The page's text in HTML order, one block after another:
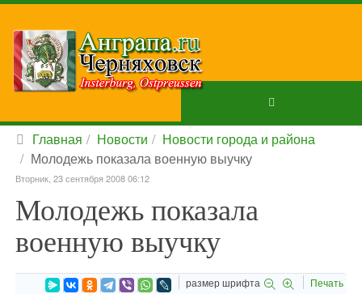
Главная Новости
Новости города и района
Молодежь показала военную выучку
Вторник, 23 сентября 2008 06:12
Молодежь показала
военную выучку
размер шрифта Печать